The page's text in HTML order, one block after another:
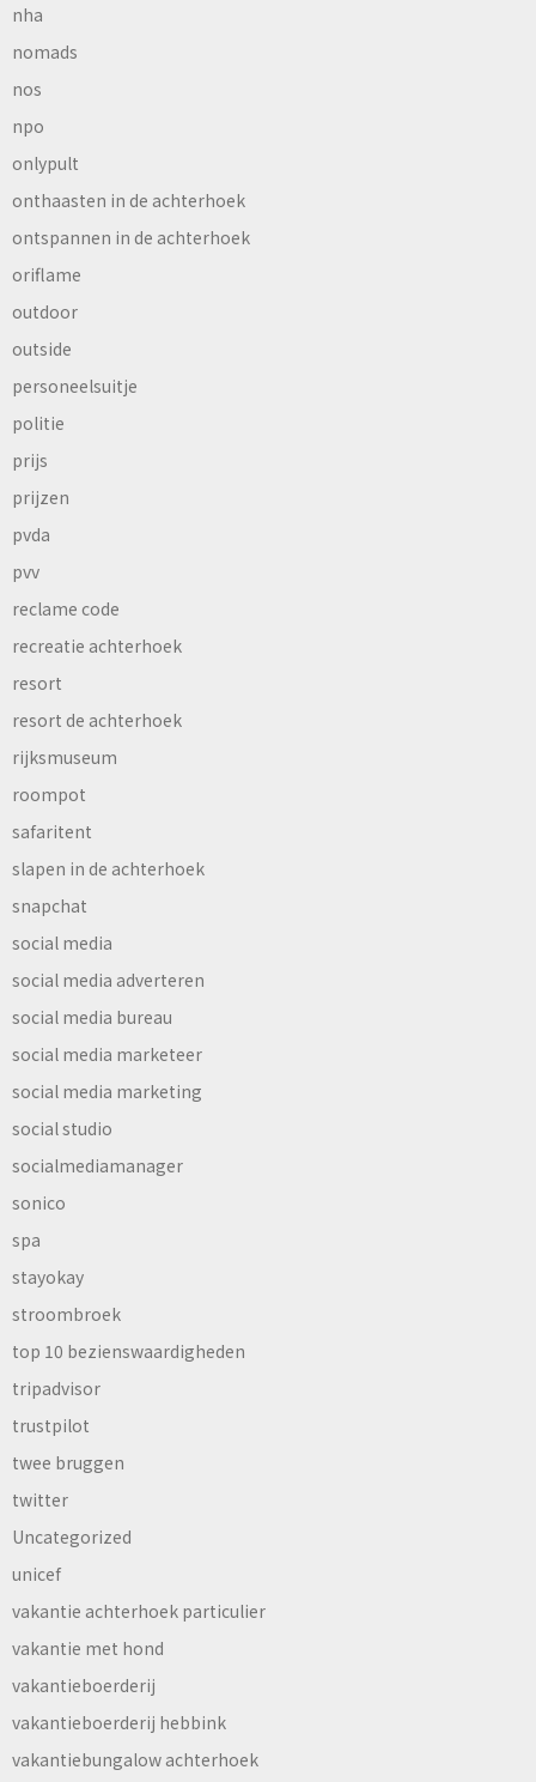
nha
nomads
nos
npo
onlypult
onthaasten in de achterhoek
ontspannen in de achterhoek
oriflame
outdoor
outside
personeelsuitje
politie
prijs
prijzen
pvda
pvv
reclame code
recreatie achterhoek
resort
resort de achterhoek
rijksmuseum
roompot
safaritent
slapen in de achterhoek
snapchat
social media
social media adverteren
social media bureau
social media marketeer
social media marketing
social studio
socialmediamanager
sonico
spa
stayokay
stroombroek
top 10 bezienswaardigheden
tripadvisor
trustpilot
twee bruggen
twitter
Uncategorized
unicef
vakantie achterhoek particulier
vakantie met hond
vakantieboerderij
vakantieboerderij hebbink
vakantiebungalow achterhoek